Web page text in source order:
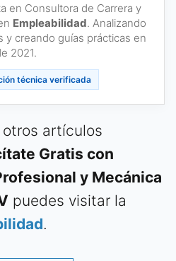
en Consultora de Carrera y
Empleabilidad. Analizando
y creando guías prácticas en
2021.
técnica verificada
artículos
Gratis con
y Mecánica
puedes visitar la
.